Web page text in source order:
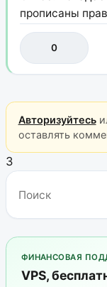
прописаны
0
Авторизуйтесь
оставлять
3
ФИНАНСОВАЯ
VPS,